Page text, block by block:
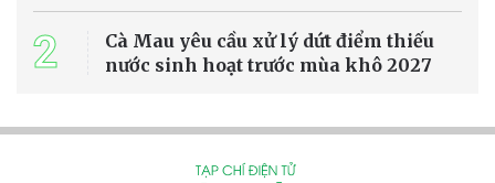
Tin trong nước
Đề xuất 8 chính sách mới khi sửa đổi Luật
hiến xác